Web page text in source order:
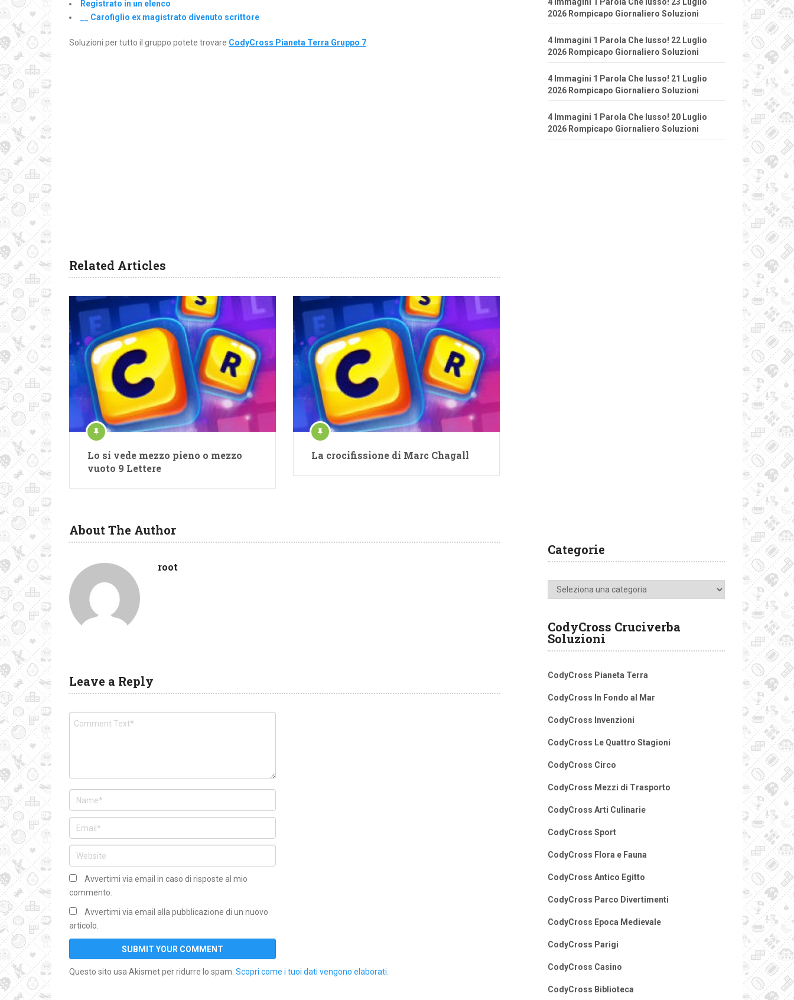
Registrato in un elenco
__ Carofiglio ex magistrato divenuto scrittore
Soluzioni per tutto il gruppo potete trovare CodyCross Pianeta Terra Gruppo 7
Related Articles
Lo si vede mezzo pieno o mezzo
vuoto 9 Lettere
La crocifissione di Marc Chagall
About The Author
root
Leave a Reply
Avvertimi via email in caso di risposte al mio
commento.
Avvertimi via email alla pubblicazione di un nuovo
articolo.
Questo sito usa Akismet per ridurre lo spam. Scopri come i tuoi dati vengono elaborati
2026 Rompicapo Giornaliero Soluzioni
4 Immagini 1 Parola Che lusso! 22 Luglio
2026 Rompicapo Giornaliero Soluzioni
4 Immagini 1 Parola Che lusso! 21 Luglio
2026 Rompicapo Giornaliero Soluzioni
4 Immagini 1 Parola Che lusso! 20 Luglio
2026 Rompicapo Giornaliero Soluzioni
Categorie
Categorie
CodyCross Cruciverba
Soluzioni
CodyCross Pianeta Terra
CodyCross In Fondo al Mar
CodyCross Invenzioni
CodyCross Le Quattro Stagioni
CodyCross Circo
CodyCross Mezzi di Trasporto
CodyCross Arti Culinarie
CodyCross Sport
CodyCross Flora e Fauna
CodyCross Antico Egitto
CodyCross Parco Divertimenti
CodyCross Epoca Medievale
CodyCross Parigi
CodyCross Casino
CodyCross Biblioteca